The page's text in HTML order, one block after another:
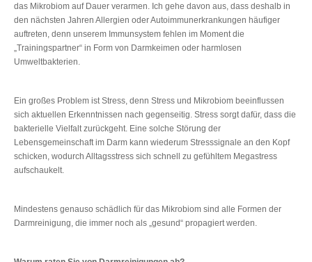
das Mikrobiom auf Dauer verarmen. Ich gehe davon aus, dass deshalb in
den nächsten Jahren Allergien oder Autoimmunerkrankungen häufiger
auftreten, denn unserem Immunsystem fehlen im Moment die
„Trainingspartner“ in Form von Darmkeimen oder harmlosen
Umweltbakterien.
Ein großes Problem ist Stress, denn Stress und Mikrobiom beeinflussen
sich aktuellen Erkenntnissen nach gegenseitig. Stress sorgt dafür, dass die
bakterielle Vielfalt zurückgeht. Eine solche Störung der
Lebensgemeinschaft im Darm kann wiederum Stresssignale an den Kopf
schicken, wodurch Alltagsstress sich schnell zu gefühltem Megastress
aufschaukelt.
Mindestens genauso schädlich für das Mikrobiom sind alle Formen der
Darmreinigung, die immer noch als „gesund“ propagiert werden.